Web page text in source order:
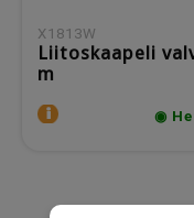
X1813W
Liitoskaapeli
m
◉